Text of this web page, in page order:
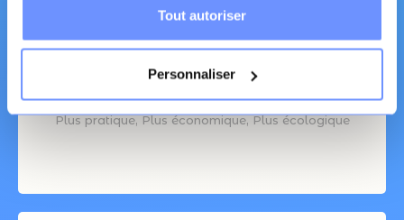
Tout autoriser
Personnaliser
Livraison
Plus pratique, Plus économique, Plus écologique